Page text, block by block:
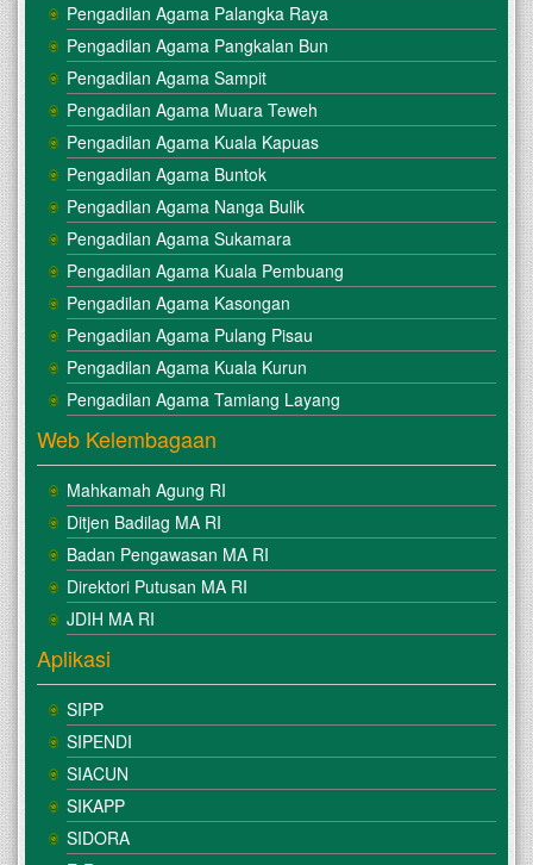
Palangka
Raya.
Salah
satunya
Pengadilan
Agama
Kuala
Kurun
yang
dihadiri
langsung
oleh
Ketua
Pengadilan
Agama
Kuala
Kurun,
Muchamad
Misbachul
Anam,
M.H.
Undangan
Pelantikan
tersebut
berdasarkan
surat
undangan
Ketua
Pengadilan
Tinggi
Agama
Palangka
Raya
Nomor
W16-
A/1331/KP.04.6/X/2020
Pengadilan Agama Palangka Raya
Pengadilan Agama Pangkalan Bun
Pengadilan Agama Sampit
Pengadilan Agama Muara Teweh
Pengadilan Agama Kuala Kapuas
Pengadilan Agama Buntok
Pengadilan Agama Nanga Bulik
Pengadilan Agama Sukamara
Pengadilan Agama Kuala Pembuang
Pengadilan Agama Kasongan
Pengadilan Agama Pulang Pisau
Pengadilan Agama Kuala Kurun
Pengadilan Agama Tamiang Layang
Web Kelembagaan
Mahkamah Agung RI
Ditjen Badilag MA RI
Badan Pengawasan MA RI
Direktori Putusan MA RI
JDIH MA RI
Aplikasi
SIPP
SIPENDI
SIACUN
SIKAPP
SIDORA